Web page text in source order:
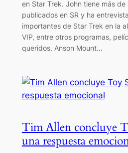
en Star Trek. John tiene más
publicados en SR y ha
importantes de Star Trek en la
VIP, entre otros programas,
queridos. Anson Mount…
Tim Allen concluye
una respuesta